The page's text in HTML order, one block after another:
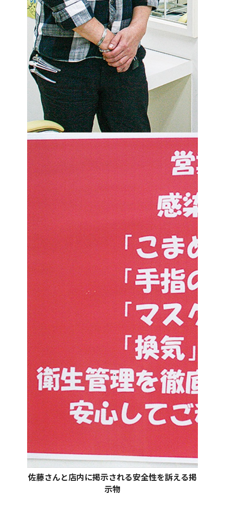
佐藤さんと店内に掲示される安全性を訴える掲
示物